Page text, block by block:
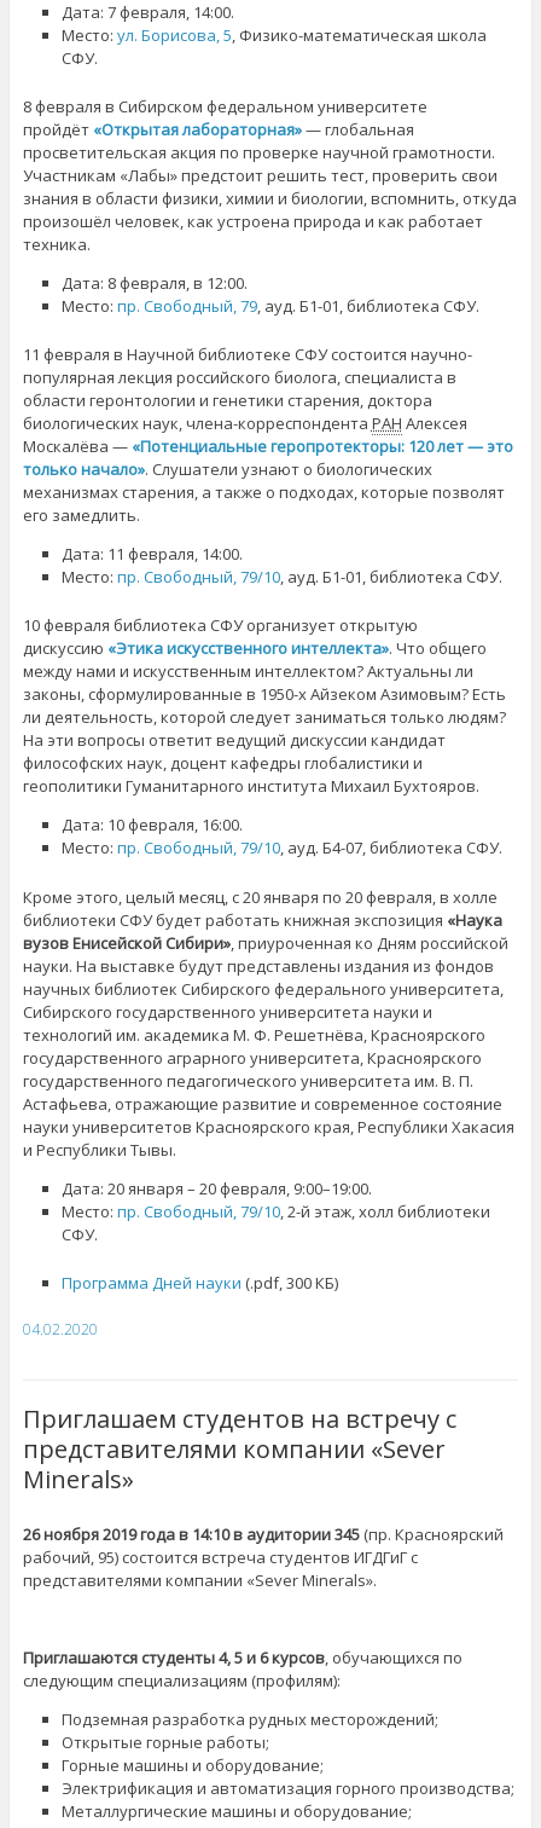
Дата: 7 февраля, 14:00.
Место:ул. Борисова, 5, Физико-математическая школа
СФУ.
8 февраля в Сибирском федеральном университете
пройдёт «Открытая лабораторная»— глобальная
просветительская акция по проверке научной грамотности.
Участникам «Лабы» предстоит решить тест, проверить свои
знания в области физики, химии и биологии, вспомнить, откуда
произошёл человек, как устроена природа и как работает
техника.
Дата: 8 февраля, в 12:00.
Место:пр. Свободный, 79, ауд. Б1-01, библиотека СФУ.
11 февраля в Научной библиотеке СФУ состоится научно-
популярная лекция российского биолога, специалиста в
области геронтологии и генетики старения, доктора
биологических наук, члена-корреспондента РАН Алексея
Москалёва — «Потенциальные геропротекторы: 120 лет — это
только начало». Слушатели узнают о биологических
механизмах старения, а также о подходах, которые позволят
его замедлить.
Дата: 11 февраля, 14:00.
Место:пр. Свободный, 79/10, ауд. Б1-01, библиотека СФУ.
10 февраля библиотека СФУ организует открытую
дискуссию «Этика искусственного интеллекта». Что общего
между нами и искусственным интеллектом? Актуальны ли
законы, сформулированные в 1950-х Айзеком Азимовым? Есть
ли деятельность, которой следует заниматься только людям?
На эти вопросы ответит ведущий дискуссии кандидат
философских наук, доцент кафедры глобалистики и
геополитики Гуманитарного института Михаил Бухтояров.
Дата: 10 февраля, 16:00.
Место:пр. Свободный, 79/10, ауд. Б4-07, библиотека СФУ.
Кроме этого, целый месяц, с 20 января по 20 февраля, в холле
библиотеки СФУ будет работать книжная экспозиция «Наука
вузов Енисейской Сибири», приуроченная ко Дням российской
науки. На выставке будут представлены издания из фондов
научных библиотек Сибирского федерального университета,
Сибирского государственного университета науки и
технологий им. академика М. Ф. Решетнёва, Красноярского
государственного аграрного университета, Красноярского
государственного педагогического университета им. В. П.
Астафьева, отражающие развитие и современное состояние
науки университетов Красноярского края, Республики Хакасия
и Республики Тывы.
Дата: 20 января – 20 февраля, 9:00–19:00.
Место:пр. Свободный, 79/10 , 2-й этаж, холл библиотеки
СФУ.
Программа Дней науки (.pdf, 300 КБ)
04.02.2020
Приглашаем студентов на встречу с
представителями компании «Sever
Minerals»
26 ноября 2019 года в 14:10 в аудитории 345 (пр. Красноярский
рабочий, 95) состоится встреча студентов ИГДГиГ с
представителями компании «Sever Minerals».
Приглашаются студенты 4, 5 и 6 курсов, обучающихся по
следующим специализациям (профилям):
Подземная разработка рудных месторождений;
Открытые горные работы;
Горные машины и оборудование;
Электрификация и автоматизация горного производства;
Металлургические машины и оборудование;